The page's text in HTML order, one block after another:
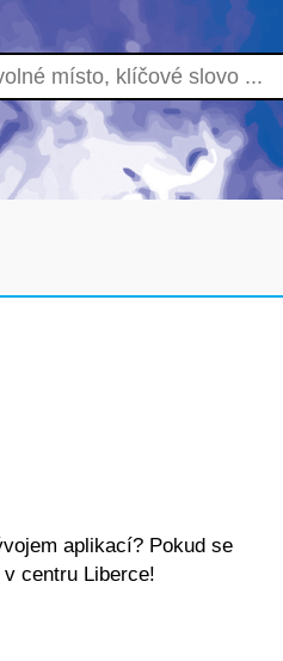
aplikací? Pokud se
centru Liberce!